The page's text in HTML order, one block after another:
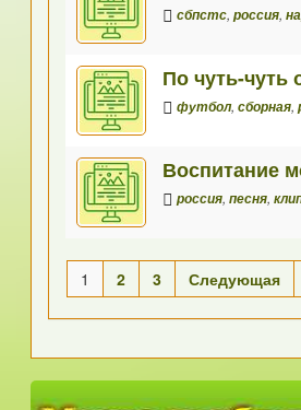
сбпстс,россия,
По чуть-чуть
футбол,сборная,
Воспитание
россия,песня,
1 2 3 Следующая